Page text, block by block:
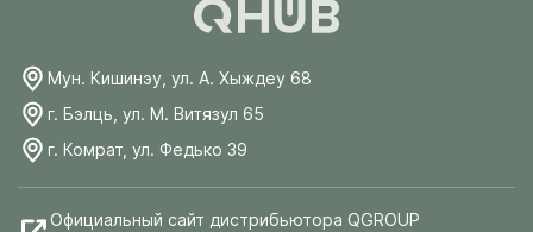
Мун. Кишинэу, ул. А. Хыждеу 68
г. Бэлць, ул. М. Витязул 65
г. Комрат, ул. Федько 39
Официальный сайт дистрибьютора QGROUP